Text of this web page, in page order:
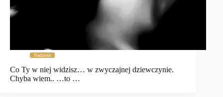
Nadzieja
Co Ty w niej widzisz… w zwyczajnej dziewczynie.
Chyba wiem.. …to …